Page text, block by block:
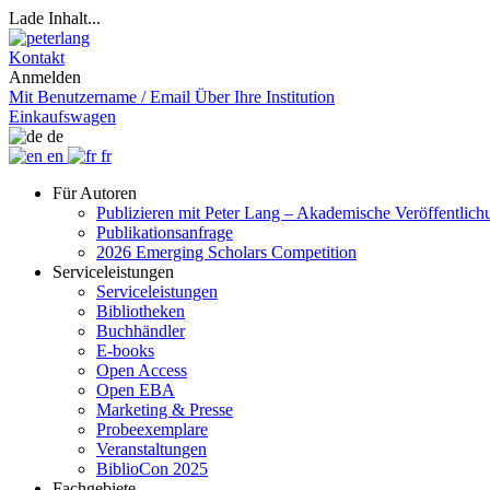
Lade Inhalt...
Kontakt
Anmelden
Mit Benutzername / Email Über Ihre Institution
Einkaufswagen
de
en
fr
Für Autoren
Publizieren mit Peter Lang – Akademische
Publikationsanfrage
2026 Emerging Scholars Competition
Serviceleistungen
Serviceleistungen
Bibliotheken
Buchhändler
E-books
Open Access
Open EBA
Marketing & Presse
Probeexemplare
Veranstaltungen
BiblioCon 2025